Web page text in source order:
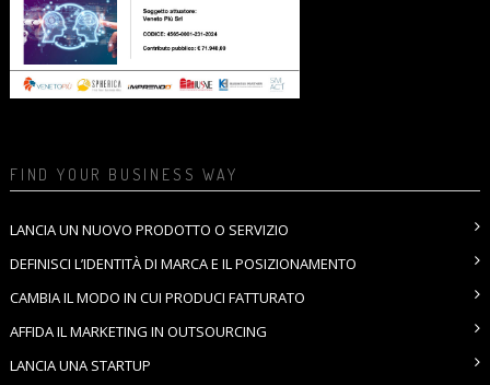
FIND YOUR BUSINESS WAY
LANCIA UN NUOVO PRODOTTO O SERVIZIO
DEFINISCI L’IDENTITÀ DI MARCA E IL POSIZIONAMENTO
CAMBIA IL MODO IN CUI PRODUCI FATTURATO
AFFIDA IL MARKETING IN OUTSOURCING
LANCIA UNA STARTUP